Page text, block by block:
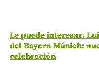
Le puede interesar:
del Bayern Múnich:
celebración